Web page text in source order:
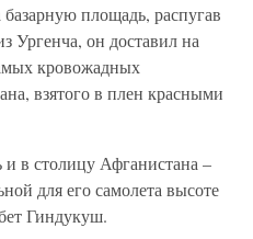
площадь, распугав
Ургенча, он доставил на
кровожадных
взятого в плен красными
в столицу Афганистана –
для его самолета высоте
Гиндукуш.